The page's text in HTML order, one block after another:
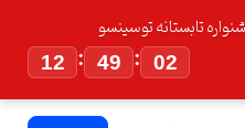
تابستانه توسینسو
12
: 49 : 01